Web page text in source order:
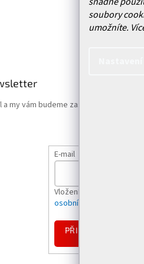
soubory
umožníte.
my vám budeme zasílat informace o
E-mail
Vložením e-mailu
osobních údajů
PŘIHLÁSIT